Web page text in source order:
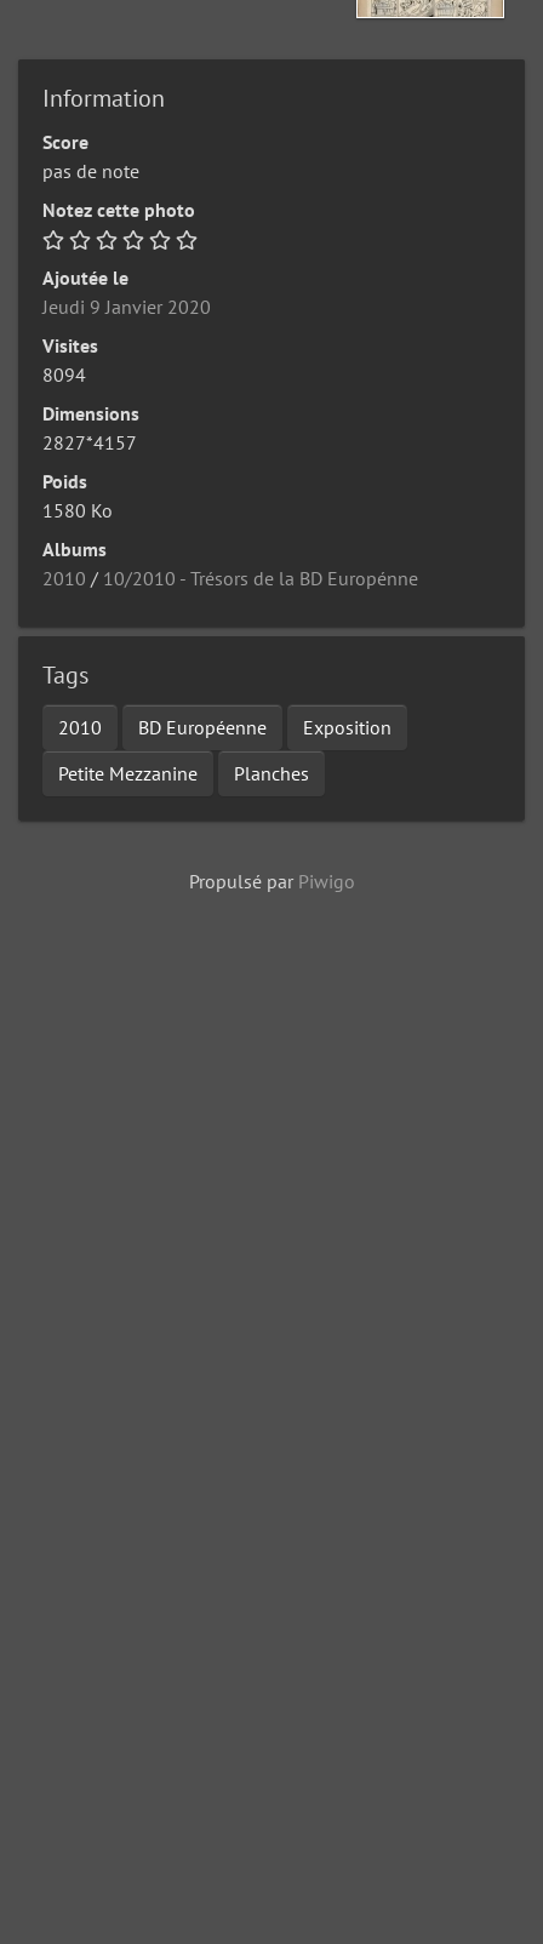
Information
Score
pas de note
Notez cette photo
Ajoutée le
Jeudi 9 Janvier 2020
Visites
8094
Dimensions
2827*4157
Poids
1580 Ko
Albums
2010 / 10/2010 - Trésors de la BD Europénne
Tags
2010 BD Européenne
Exposition
Petite Mezzanine
Planches
Propulsé par Piwigo